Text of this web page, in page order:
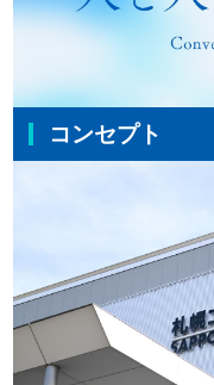
コンセプト